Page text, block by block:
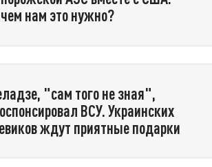
нам это нужно?
"сам того не зная",
ВСУ. Украинских
ждут приятные подарки